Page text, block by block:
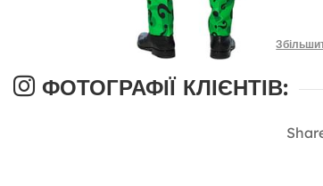
ФОТОГРАФІЇ КЛІЄНТІВ: